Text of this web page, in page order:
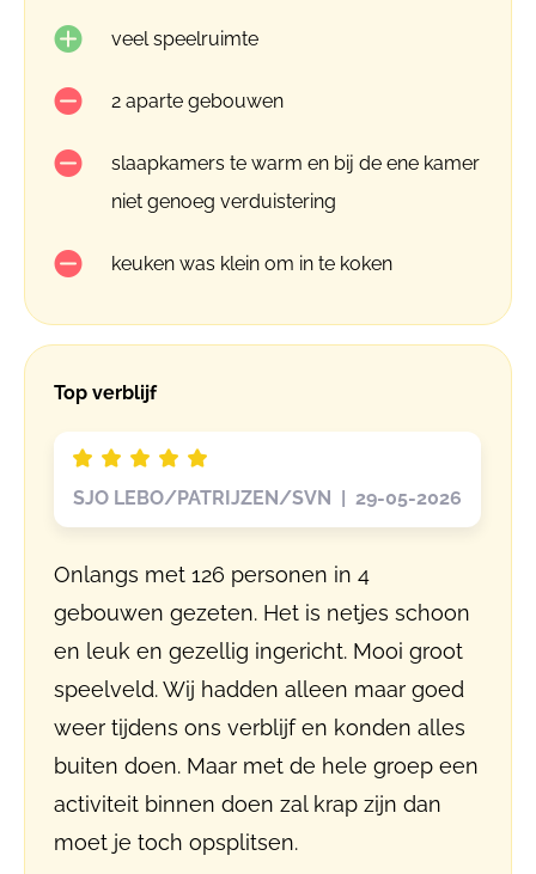
veel speelruimte
2 aparte gebouwen
slaapkamers te warm en bij de ene kamer
niet genoeg verduistering
keuken was klein om in te koken
Top verblijf
SJO LEBO/PATRIJZEN/SVN | 29-05-2026
Onlangs met 126 personen in 4
gebouwen gezeten. Het is netjes schoon
en leuk en gezellig ingericht. Mooi groot
speelveld. Wij hadden alleen maar goed
weer tijdens ons verblijf en konden alles
buiten doen. Maar met de hele groep een
activiteit binnen doen zal krap zijn dan
moet je toch opsplitsen.